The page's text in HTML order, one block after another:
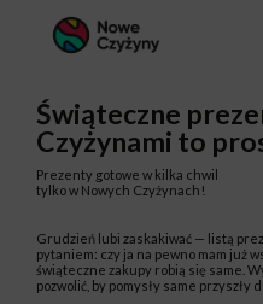
Świąteczne
Czyżynami to
Prezenty gotowe w kilka chwil
tylko w Nowych Czyżynach!
Grudzień lubi zaskakiwać — listą
pytaniem: czy ja na pewno mam już
świąteczne zakupy robią się same.
pozwolić, by pomysły same przyszły